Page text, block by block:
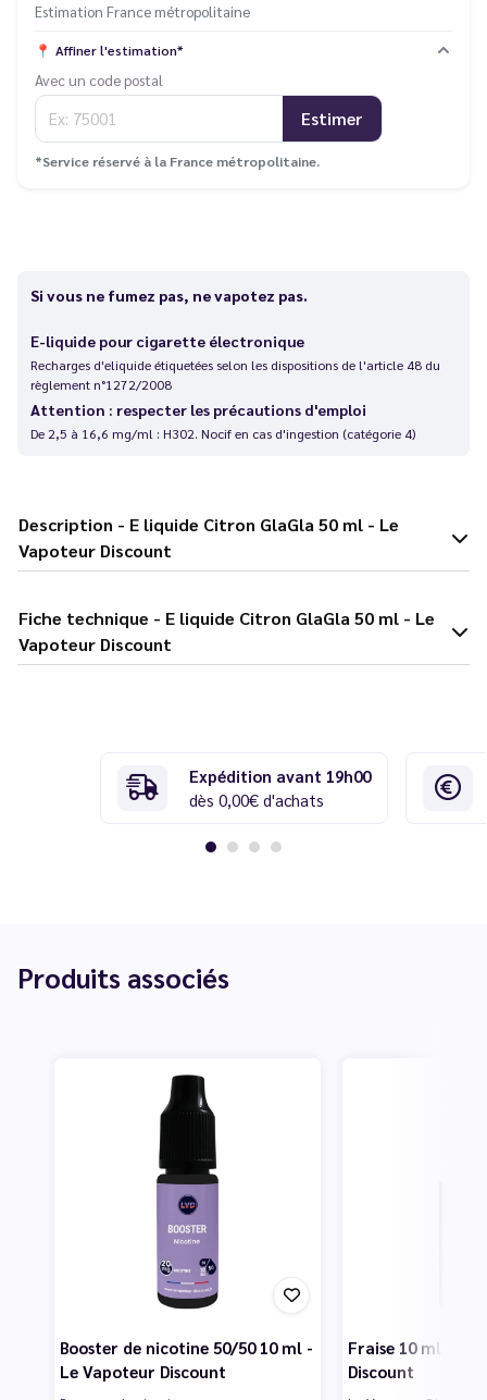
Estimation France métropolitaine
📍 Affiner l'estimation*
Avec un code postal
Estimer
*Service réservé à la France métropolitaine.
Si vous ne fumez pas, ne vapotez pas.
E-liquide pour cigarette électronique
Recharges d'eliquide étiquetées selon les dispositions de l'article 48 du
règlement n°1272/2008
Attention : respecter les précautions d'emploi
De 2,5 à 16,6 mg/ml : H302. Nocif en cas d'ingestion (catégorie 4)
Description - E liquide Citron GlaGla 50 ml - Le
Vapoteur Discount
Fiche technique - E liquide Citron GlaGla 50 ml - Le
Vapoteur Discount
Expédition avant 19h00
dès 0,00€ d'achats
Produits associés
Booster de nicotine 50/50 10 ml -
Le Vapoteur Discount
Fraise 10 ml - Le
Discount